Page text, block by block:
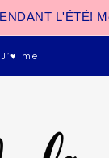
L'ÉTÉ!
J’♥ime